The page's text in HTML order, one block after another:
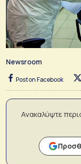
Newsroom
Post on Facebook
Ανακαλύψτε